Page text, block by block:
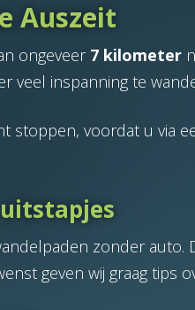
Auszeit
ongeveer 7 kilometer
veel inspanning te
stoppen, voordat u via
zonder
geven wij graag tips